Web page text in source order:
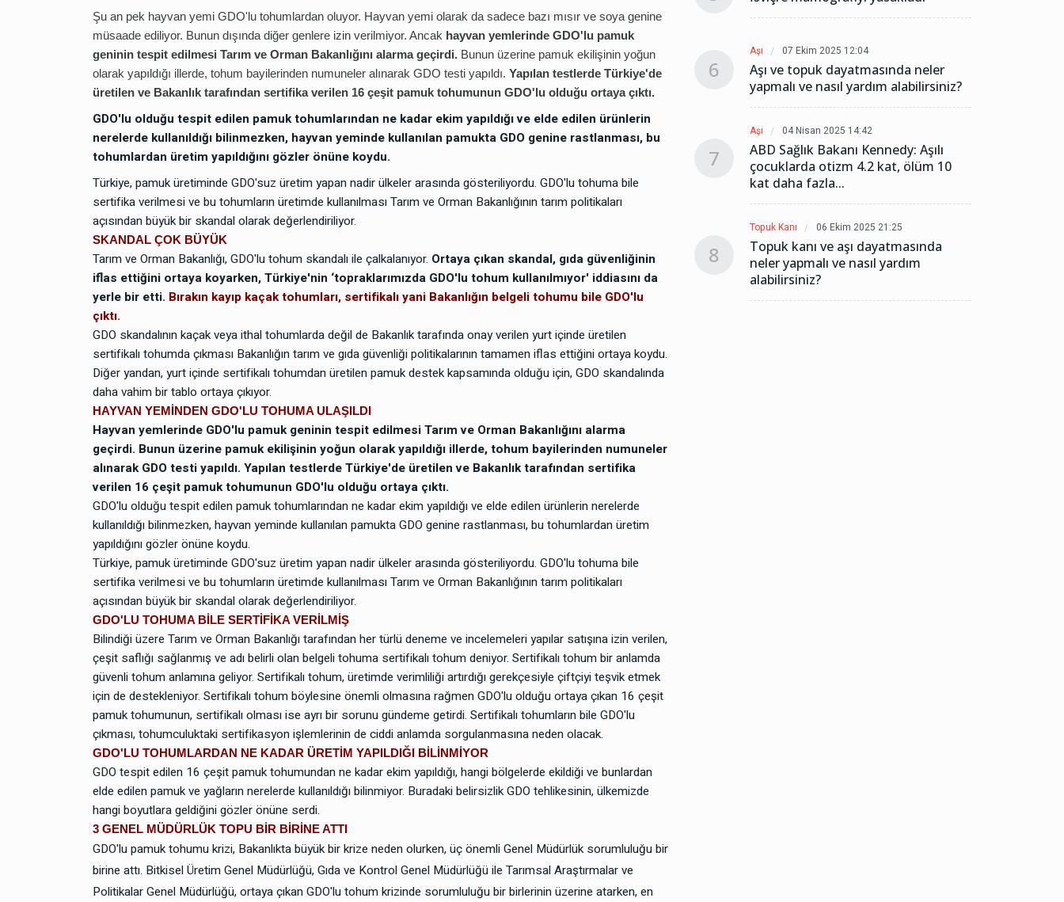
Şu an pek hayvan yemi GDO'lu tohumlardan oluyor. Hayvan yemi olarak da sadece bazı mısır ve soya genine
müsaade ediliyor. Bunun dışında diğer genlere izin verilmiyor. Ancak hayvan yemlerinde GDO'lu pamuk
geninin tespit edilmesi Tarım ve Orman Bakanlığını alarma geçirdi. Bunun üzerine pamuk ekilişinin yoğun
olarak yapıldığı illerde, tohum bayilerinden numuneler alınarak GDO testi yapıldı. Yapılan testlerde Türkiye'de
üretilen ve Bakanlık tarafından sertifika verilen 16 çeşit pamuk tohumunun GDO'lu olduğu ortaya çıktı.
GDO'lu olduğu tespit edilen pamuk tohumlarından ne kadar ekim yapıldığı ve elde edilen ürünlerin
nerelerde kullanıldığı bilinmezken, hayvan yeminde kullanılan pamukta GDO genine rastlanması, bu
tohumlardan üretim yapıldığını gözler önüne koydu.
Türkiye, pamuk üretiminde GDO'suz üretim yapan nadir ülkeler arasında gösteriliyordu. GDO'lu tohuma bile
sertifika verilmesi ve bu tohumların üretimde kullanılması Tarım ve Orman Bakanlığının tarım politikaları
açısından büyük bir skandal olarak değerlendiriliyor.
SKANDAL ÇOK BÜYÜK
Tarım ve Orman Bakanlığı, GDO'lu tohum skandalı ile çalkalanıyor. Ortaya çıkan skandal, gıda güvenliğinin
iflas ettiğini ortaya koyarken, Türkiye'nin ‘topraklarımızda GDO'lu tohum kullanılmıyor' iddiasını da
yerle bir etti. Bırakın kayıp kaçak tohumları, sertifikalı yani Bakanlığın belgeli tohumu bile GDO'lu
çıktı.
GDO skandalının kaçak veya ithal tohumlarda değil de Bakanlık tarafında onay verilen yurt içinde üretilen
sertifikalı tohumda çıkması Bakanlığın tarım ve gıda güvenliği politikalarının tamamen iflas ettiğini ortaya koydu.
Diğer yandan, yurt içinde sertifikalı tohumdan üretilen pamuk destek kapsamında olduğu için, GDO skandalında
daha vahim bir tablo ortaya çıkıyor.
HAYVAN YEMİNDEN GDO'LU TOHUMA ULAŞILDI
Hayvan yemlerinde GDO'lu pamuk geninin tespit edilmesi Tarım ve Orman Bakanlığını alarma
geçirdi. Bunun üzerine pamuk ekilişinin yoğun olarak yapıldığı illerde, tohum bayilerinden numuneler
alınarak GDO testi yapıldı. Yapılan testlerde Türkiye'de üretilen ve Bakanlık tarafından sertifika
verilen 16 çeşit pamuk tohumunun GDO'lu olduğu ortaya çıktı.
GDO'lu olduğu tespit edilen pamuk tohumlarından ne kadar ekim yapıldığı ve elde edilen ürünlerin nerelerde
kullanıldığı bilinmezken, hayvan yeminde kullanılan pamukta GDO genine rastlanması, bu tohumlardan üretim
yapıldığını gözler önüne koydu.
Türkiye, pamuk üretiminde GDO'suz üretim yapan nadir ülkeler arasında gösteriliyordu. GDO'lu tohuma bile
sertifika verilmesi ve bu tohumların üretimde kullanılması Tarım ve Orman Bakanlığının tarım politikaları
açısından büyük bir skandal olarak değerlendiriliyor.
GDO'LU TOHUMA BİLE SERTİFİKA VERİLMİŞ
Bilindiği üzere Tarım ve Orman Bakanlığı tarafından her türlü deneme ve incelemeleri yapılar satışına izin verilen,
çeşit saflığı sağlanmış ve adı belirli olan belgeli tohuma sertifikalı tohum deniyor. Sertifikalı tohum bir anlamda
güvenli tohum anlamına geliyor. Sertifikalı tohum, üretimde verimliliği artırdığı gerekçesiyle çiftçiyi teşvik etmek
için de destekleniyor. Sertifikalı tohum böylesine önemli olmasına rağmen GDO'lu olduğu ortaya çıkan 16 çeşit
pamuk tohumunun, sertifikalı olması ise ayrı bir sorunu gündeme getirdi. Sertifikalı tohumların bile GDO'lu
çıkması, tohumculuktaki sertifikasyon işlemlerinin de ciddi anlamda sorgulanmasına neden olacak.
GDO'LU TOHUMLARDAN NE KADAR ÜRETİM YAPILDIĞI BİLİNMİYOR
GDO tespit edilen 16 çeşit pamuk tohumundan ne kadar ekim yapıldığı, hangi bölgelerde ekildiği ve bunlardan
elde edilen pamuk ve yağların nerelerde kullanıldığı bilinmiyor. Buradaki belirsizlik GDO tehlikesinin, ülkemizde
hangi boyutlara geldiğini gözler önüne serdi.
3 GENEL MÜDÜRLÜK TOPU BİR BİRİNE ATTI
GDO'lu pamuk tohumu krizi, Bakanlıkta büyük bir krize neden olurken, üç önemli Genel Müdürlük sorumluluğu bir
birine attı. Bitkisel Üretim Genel Müdürlüğü, Gıda ve Kontrol Genel Müdürlüğü ile Tarımsal Araştırmalar ve
Politikalar Genel Müdürlüğü, ortaya çıkan GDO'lu tohum krizinde sorumluluğu bir birlerinin üzerine atarken, en
6
Aşı 07 Ekim 2025 12:04
Aşı ve topuk dayatmasında neler
yapmalı ve nasıl yardım alabilirsiniz?
7
Aşı 04 Nisan 2025 14:42
ABD Sağlık Bakanı Kennedy: Aşılı
çocuklarda otizm 4.2 kat, ölüm 10
kat daha fazla...
8
Topuk Kanı 06 Ekim 2025 21:25
Topuk kanı ve aşı dayatmasında
neler yapmalı ve nasıl yardım
alabilirsiniz?
6
Aşı 07 Ekim 2025 12:04
Aşı ve topuk dayatmasında neler
yapmalı ve nasıl yardım alabilirsiniz?
Aşı 04 Nisan 2025 14:42
ABD Sağlık Bakanı Kennedy: Aşılı
kat daha fazla...
8
neler yapmalı ve nasıl yardım
alabilirsiniz?
6
Aşı 07 Ekim 2025 12:04
Aşı ve topuk dayatmasında neler
yapmalı ve nasıl yardım alabilirsiniz?
7
Aşı 04 Nisan 2025 14:42
ABD Sağlık Bakanı Kennedy: Aşılı
çocuklarda otizm 4.2 kat, ölüm 10
kat daha fazla...
8
Topuk Kanı 06 Ekim 2025 21:25
Topuk kanı ve aşı dayatmasında
neler yapmalı ve nasıl yardım
alabilirsiniz?